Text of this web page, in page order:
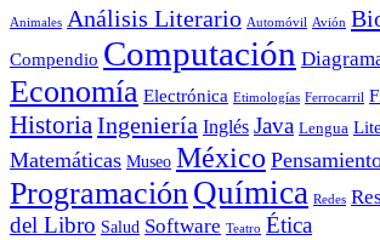
Animales Análisis Literario Automóvil Avión
Compendio Computación
Economía Electrónica Etimologías Ferrocarril
HistoriaIngeniería Inglés Java Lengua
Matemáticas Museo México
ProgramaciónQuímica Redes
del Libro Salud Software Teatro Ética